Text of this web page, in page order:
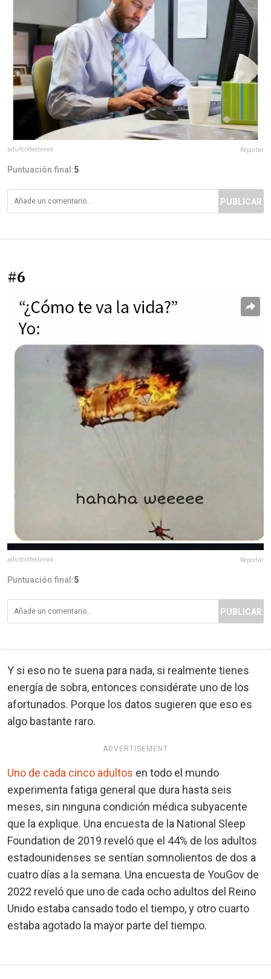
adultcoffeebreak Reportar
Puntuación final:5
PUBLICAR
#6
adultcoffeebreak Reportar
Puntuación final:5
PUBLICAR
Y si eso no te suena para nada, si realmente tienes
energía de sobra, entonces considérate uno de los
afortunados. Porque los datos sugieren que eso es
algo bastante raro.
ADVERTISEMENT
Uno de cada cinco adultos en todo el mundo
experimenta fatiga general que dura hasta seis
meses, sin ninguna condición médica subyacente
que la explique. Una encuesta de la National Sleep
Foundation de 2019 reveló que el 44% de los adultos
estadounidenses se sentían somnolientos de dos a
cuatro días a la semana. Una encuesta de YouGov de
2022 reveló que uno de cada ocho adultos del Reino
Unido estaba cansado todo el tiempo, y otro cuarto
estaba agotado la mayor parte del tiempo.